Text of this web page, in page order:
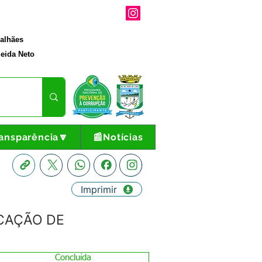
Neto
📰Notícias
DE
Imprimir
Concluída